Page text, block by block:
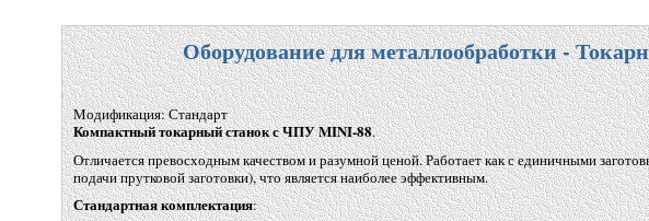
Оборудование для металлообработки -
Модификация: Стандарт
Компактный токарный станок с ЧПУ MINI-88.
Отличается превосходным качеством и разумной ценой. Работает как с единичными
подачи прутковой заготовки), что является наиболее эффективным.
Стандартная комплектация: